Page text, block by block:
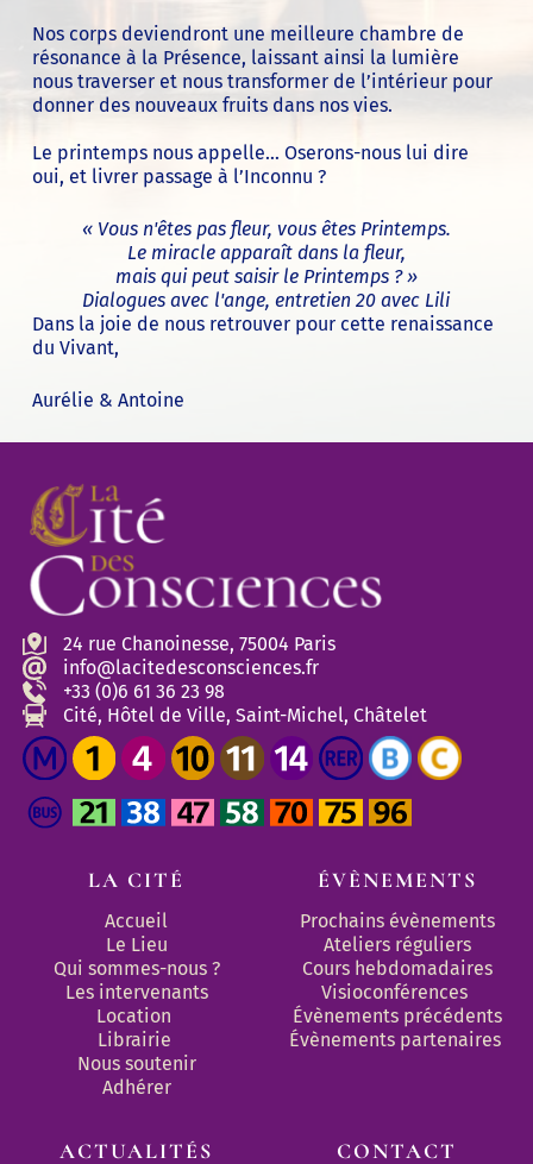
Nos corps deviendront une meilleure chambre de
résonance à la Présence, laissant ainsi la lumière
nous traverser et nous transformer de l’intérieur pour
donner des nouveaux fruits dans nos vies.
Le printemps nous appelle… Oserons-nous lui dire
oui, et livrer passage à l’Inconnu ?
« Vous n'êtes pas fleur, vous êtes Printemps.
Le miracle apparaît dans la fleur,
mais qui peut saisir le Printemps ? »
Dialogues avec l'ange, entretien 20 avec Lili
Dans la joie de nous retrouver pour cette renaissance
du Vivant,
Aurélie & Antoine
24 rue Chanoinesse, 75004 Paris
info@lacitedesconsciences.fr
+33 (0)6 61 36 23 98
Cité, Hôtel de Ville, Saint-Michel, Châtelet
LA CITÉ
Accueil
Le Lieu
Qui sommes-nous ?
Les intervenants
Location
Librairie
Nous soutenir
Adhérer
ÉVÈNEMENTS
Prochains évènements
Ateliers réguliers
Cours hebdomadaires
Visioconférences
Évènements précédents
Évènements partenaires
ACTUALITÉS CONTACT